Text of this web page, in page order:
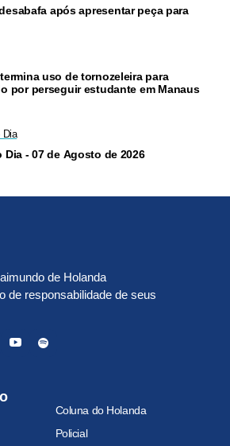
após apresentar peça para
uso de tornozeleira para
por perseguir estudante em Manaus
Dia
Dia - 07 de Agosto de 2026
de Holanda
de responsabilidade de seus
Coluna do Holanda
Policial